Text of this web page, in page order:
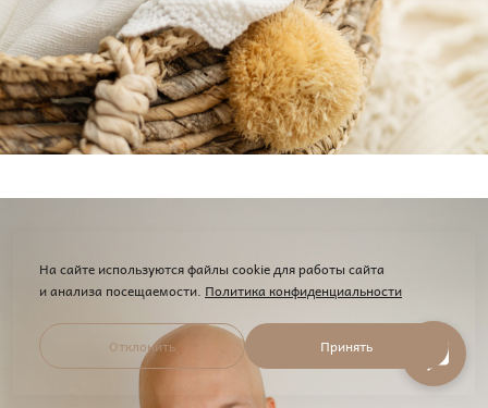
На сайте используются файлы cookie для работы сайта
и анализа посещаемости. Политика конфиденциальности
Отклонить Принять